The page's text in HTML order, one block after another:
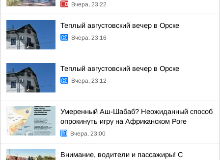
Вчера, 23:22
Теплый августовский вечер в Орске
Вчера, 23:16
Теплый августовский вечер в Орске
Вчера, 23:12
Умеренный Аш-Шабаб? Неожиданный способ
опрокинуть игру на Африканском Роге
Вчера, 23:00
Внимание, водители и пассажиры! С